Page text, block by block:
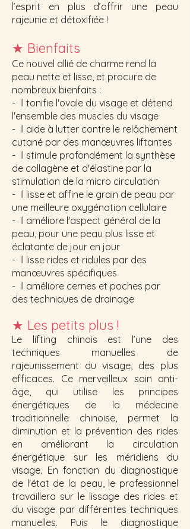
l’esprit en plus d’offrir une peau
rajeunie et détoxifiée !
★ Bienfaits
Ce nouvel allié de charme rend la
peau nette et lisse, et procure de
nombreux bienfaits :
- Il tonifie l'ovale du visage et détend
l'ensemble des muscles du visage
- Il aide à lutter contre le relâchement
cutané par des manœuvres liftantes
- Il stimule profondément la synthèse
de collagène et d'élastine par la
stimulation de la micro circulation
- Il lisse et affine le grain de peau par
une meilleure oxygénation cellulaire
- Il améliore l'aspect général de la
peau, pour une peau plus lisse et
éclatante de jour en jour
- Il lisse rides et ridules par des
manœuvres spécifiques
- Il améliore cernes et poches par
des techniques de drainage
★ Les petits plus !
Le lifting chinois est l’une des
techniques manuelles de
rajeunissement du visage, des plus
efficaces. Ce merveilleux soin anti-
âge, qui utilise les principes
énergétiques de la médecine
traditionnelle chinoise, permet la
diminution et la prévention des rides
en améliorant la circulation
énergétique sur les méridiens du
visage. En fonction du diagnostique
de l'état de la peau, le professionnel
travaillera sur le lissage des rides et
du visage par différentes techniques
manuelles. Puis le diagnostique